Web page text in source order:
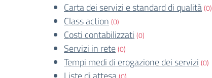
Carta dei servizi e standard di qualità(0)
Class action (0)
Costi contabilizzati (0)
Servizi in rete(0)
Tempi medi di erogazione dei servizi (0)